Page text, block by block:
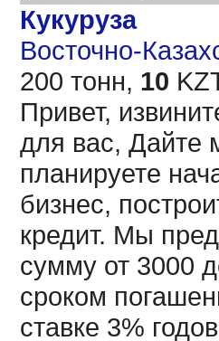
Кукуруза
Восточно-
200 тонн, 10
Привет,
для вас, Дайте
планируете
бизнес,
кредит. Мы
сумму от 3000
сроком
ставке 3%